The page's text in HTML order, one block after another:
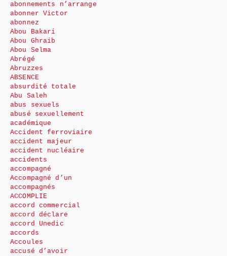
abonnements n’arrange
abonner Victor
abonnez
Abou Bakari
Abou Ghraib
Abou Selma
Abrégé
Abruzzes
ABSENCE
absurdité totale
Abu Saleh
abus sexuels
abusé sexuellement
académique
Accident ferroviaire
accident majeur
accident nucléaire
accidents
accompagné
Accompagné d’un
accompagnés
ACCOMPLIE
accord commercial
accord déclare
accord Unedic
accords
Accoules
accusé d’avoir